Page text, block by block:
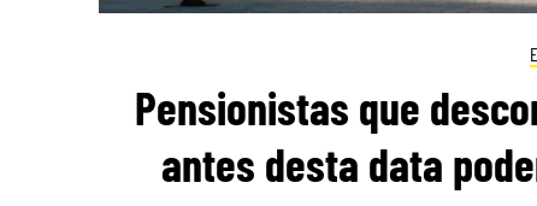
Pensionistas que
antes desta data